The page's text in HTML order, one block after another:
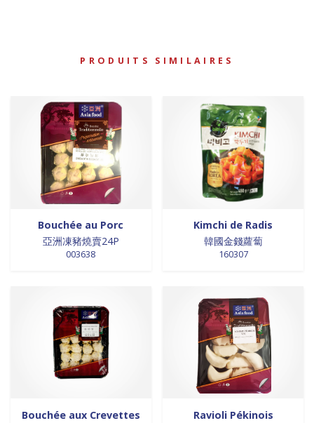
PRODUITS SIMILAIRES
Bouchée au Porc
亞洲凍豬燒賣24P
003638
Kimchi de Radis
韓國金錢蘿蔔
160307
Bouchée aux Crevettes
Ravioli Pékinois